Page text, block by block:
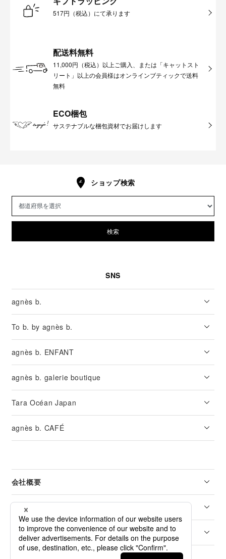
517円（税込）にて承ります
配送料無料
11,000円（税込）以上ご購入、または「キャットスト
リート」以上の会員様はオンラインブティックで送料
無料
ECO梱包
サステナブルな梱包資材でお届けします
ショップ検索
検索
SNS
agnès b.
To b. by agnès b.
agnès b. ENFANT
agnès b. galerie boutique
Tara Océan Japan
agnès b. CAFÉ
会社概要
リーガル
カスタマーサービス